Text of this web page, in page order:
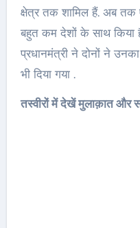
क्षेत्र तक शामिल हैं. अब
बहुत कम देशों के साथ किया
प्रधानमंत्री ने दोनों ने
भी दिया गया .
तस्वीरों में देखें मुलाक़ात